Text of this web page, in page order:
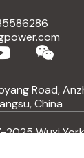
Road,
China
Wuxi